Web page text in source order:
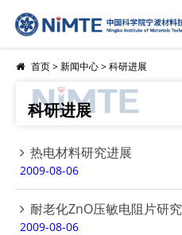
首页>新闻中心>科研进展
科研进展
热电材料研究进展
2009-08-06
耐老化ZnO压敏电阻片研
2009-08-06